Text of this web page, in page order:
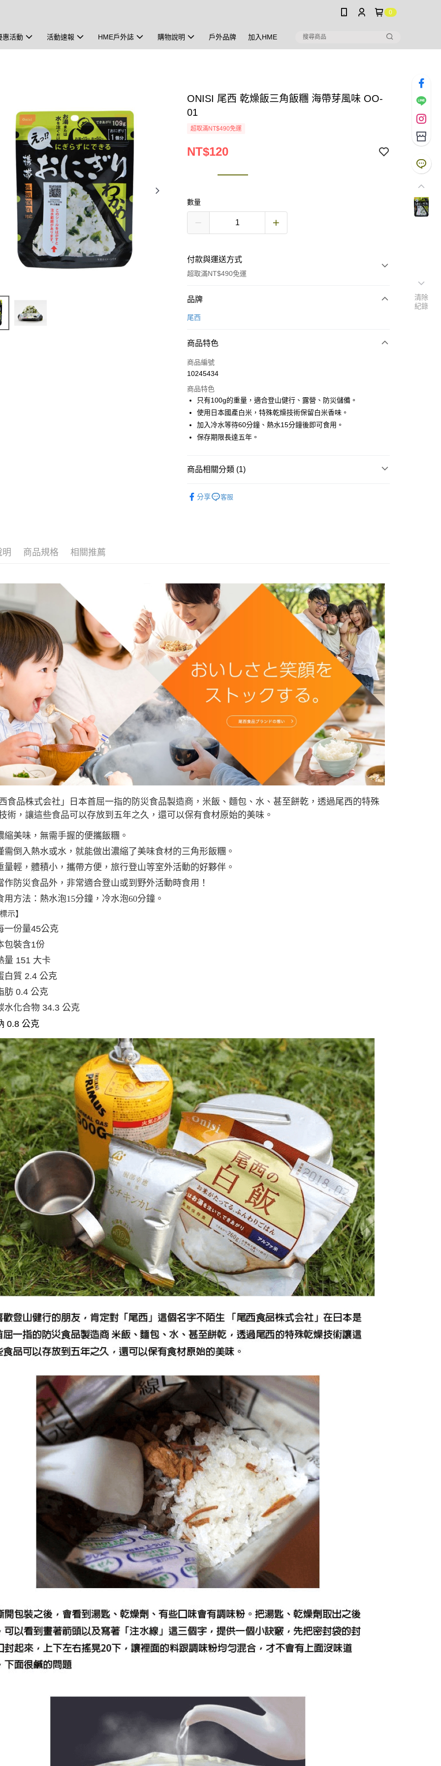
0
惠活動 活動速報 HME戶外誌 購物說明 戶外品牌 加入HME
ONISI 尾西 乾燥飯三角飯糰 海帶芽風味 OO-
01
超取滿NT$490免運
NT$120
數量
付款與運送方式
超取滿NT$490免運
付款方式
信用卡一次付款
合作金庫商業銀行
華南商業銀行
上海商業儲蓄銀行
國泰世華商業銀行
兆豐國際商業銀行
臺灣中小企業銀行
台中商業銀行
聯邦商業銀行
遠東國際商業銀行
元大商業銀行
台灣樂天信用卡公司
超商取貨付款
LINE Pay
Apple Pay
ATM付款
全家取貨付款
每筆NT$60，滿NT$490(含以上)免運費
宅配
每筆NT$80，滿NT$490(含以上)免運費
離島宅配
每筆NT$80，滿NT$490(含以上)免運費
付款後門市自取
免運費
品牌
尾西
商品特色
商品編號
10245434
商品特色
只有100g的重量，適合登山健行、露營、防災儲備。
使用日本國產白米，特殊乾燥技術保留白米香味。
加入冷水等待60分鐘、熱水15分鐘後即可食用。
保存期限長達五年。
商品相關分類 (1)
分享
客服
明 商品規格 相關推薦
食品株式会社」日本首屈一指的防災食品製造商，米飯、麵包、水、甚至餅乾，透過尾西的特殊
術，讓這些食品可以存放到五年之久，還可以保有食材原始的美味。
縮美味，無需手握的便攜飯糰。
需倒入熱水或水，就能做出濃縮了美味食材的三角形飯糰。
量輕，體積小，攜帶方便，旅行登山等室外活動的好夥伴。
作防災食品外，非常適合登山或到野外活動時食用！
用方法：熱水泡15分鐘，冷水泡60分鐘。
示】
一份量45公克
包裝含1份
量 151 大卡
白質 2.4 公克
肪 0.4 公克
水化合物 34.3 公克
0.8 公克
清除
紀錄